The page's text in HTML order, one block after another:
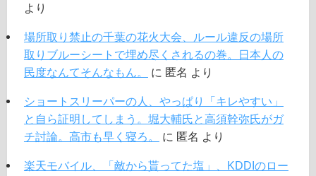
より
場所取り禁止の千葉の花火大会、ルール違反の場所
取りブルーシートで埋め尽くされるの巻。日本人の
民度なんてそんなもん。
に 匿名 より
ショートスリーパーの人、やっぱり「キレやすい」
と自ら証明してしまう。堀大輔氏と高須幹弥氏がガ
チ討論。高市も早く寝ろ。
に 匿名 より
楽天モバイル、「敵から貰ってた塩」、KDDIのロー